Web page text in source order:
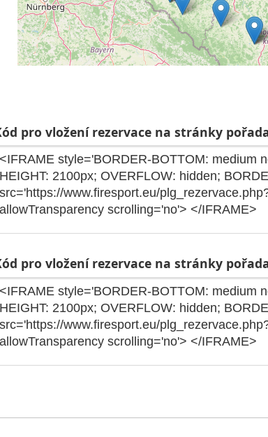
pro vložení rezervace na stránky
pro vložení rezervace na stránky